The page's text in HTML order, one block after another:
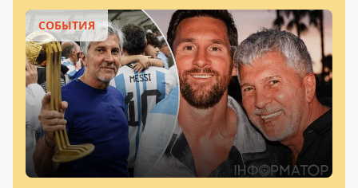
СОБЫТИЯ